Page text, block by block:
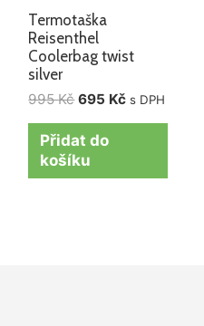
Termotaška
Reisenthel
Coolerbag twist
silver
995Kč 695 Kč s DPH
Přidat do
košíku